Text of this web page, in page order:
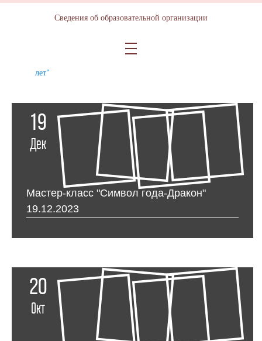
лет"
19
Дек
Мастер-класс "Символ года-Дракон"
19.12.2023
20
Окт
Сведения об образовательной организации